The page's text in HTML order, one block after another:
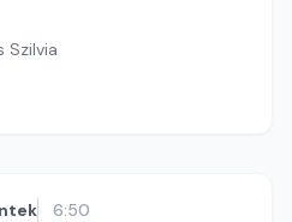
Szilvia
6:50